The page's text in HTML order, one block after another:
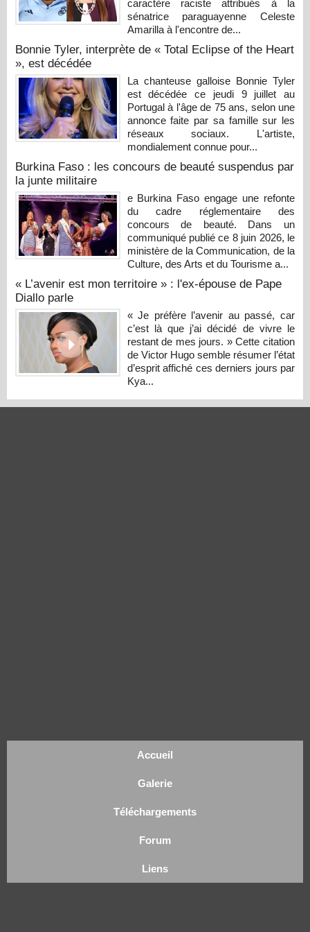
caractère raciste attribués à la
sénatrice paraguayenne Celeste
Amarilla à l'encontre de...
Bonnie Tyler, interprète de « Total Eclipse of the Heart
», est décédée
La chanteuse galloise Bonnie Tyler
est décédée ce jeudi 9 juillet au
Portugal à l'âge de 75 ans, selon une
annonce faite par sa famille sur les
réseaux sociaux. L'artiste,
mondialement connue pour...
Burkina Faso : les concours de beauté suspendus par
la junte militaire
e Burkina Faso engage une refonte
du cadre réglementaire des
concours de beauté. Dans un
communiqué publié ce 8 juin 2026, le
ministère de la Communication, de la
Culture, des Arts et du Tourisme a...
« L’avenir est mon territoire » : l'ex-épouse de Pape
Diallo parle
« Je préfère l’avenir au passé, car
c’est là que j’ai décidé de vivre le
restant de mes jours. » Cette citation
de Victor Hugo semble résumer l’état
d’esprit affiché ces derniers jours par
Kya...
Accueil
Galerie
Téléchargements
Forum
Liens